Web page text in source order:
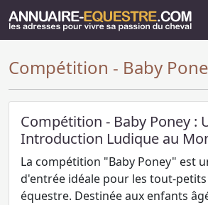
Compétition - Baby
Compétition - Baby Poney :
Introduction Ludique au
La compétition "Baby Poney" est
d'entrée idéale pour les tout-
équestre. Destinée aux enfants